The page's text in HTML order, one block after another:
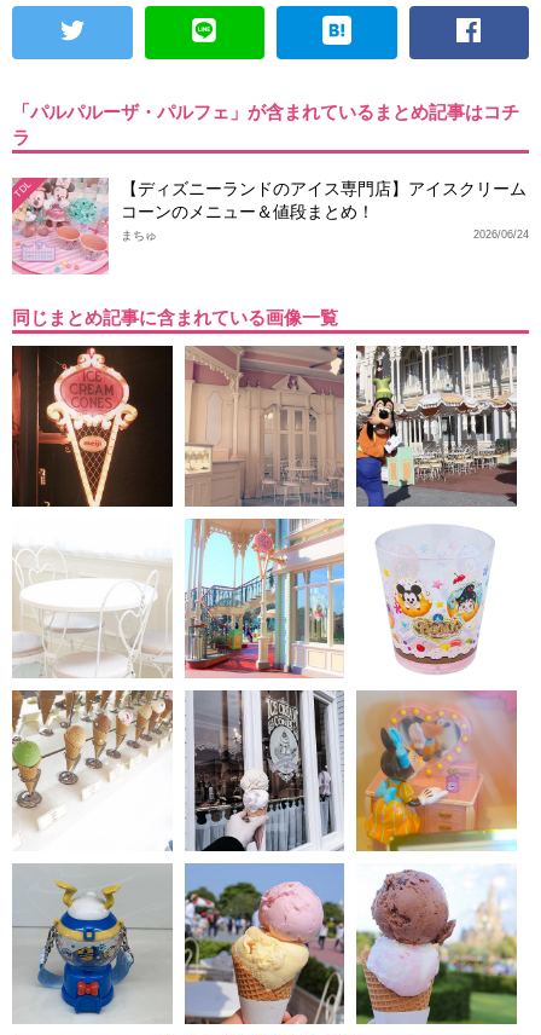
「パルパルーザ・パルフェ」が含まれているまとめ記事はコチ
ラ
TDL
【ディズニーランドのアイス専門店】アイスクリーム
コーンのメニュー＆値段まとめ！
2026/06/24
まちゅ
同じまとめ記事に含まれている画像一覧